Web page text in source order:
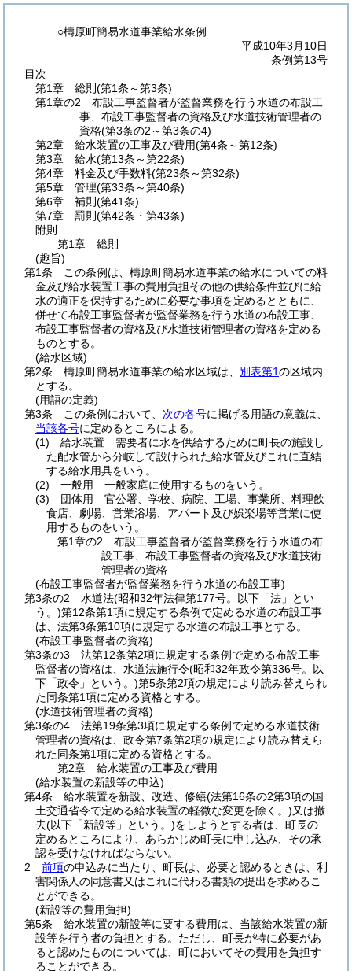
○檮原町簡易水道事業給水条例
平成10年3月10日
条例第13号
目次
第1章
総則 (第1条～第3条)
第1章の2
布設工事監督者が監督業務を行う水道の布設工
事、布設工事監督者の資格及び水道技術管理者の
資格(第3条の2～第3条の4)
第2章
給水装置の工事及び費用(第4条～第12条)
第3章
給水(第13条～第22条)
第4章
料金及び手数料(第23条～第32条)
第5章
管理(第33条～第40条)
第6章
補則 (第41条)
第7章
罰則 (第42条・第43条)
附則
第1章
総則
(趣旨)
第1条
この条例は、檮原町簡易水道事業の給水についての料
金及び給水装置工事の費用負担その他の供給条件並びに給
水の適正を保持するために必要な事項を定めるとともに、
併せて布設工事監督者が監督業務を行う水道の布設工事、
布設工事監督者の資格及び水道技術管理者の資格を定める
ものとする。
(給水区域)
第2条
檮原町簡易水道事業の給水区域は、 別表第1の区域内
とする。
(用語の定義)
第3条
この条例において、 次の各号に掲げる用語の意義は、
当該各号に定めるところによる。
(1)
給水装置 需要者に水を供給するために町長の施設し
た配水管から分岐して設けられた給水管及びこれに直結
する給水用具をいう。
(2)
一般用 一般家庭に使用するものをいう。
(3)
団体用 官公署、学校、病院、工場、事業所、料理飲
食店、劇場、営業浴場、アパート及び娯楽場等営業に使
用するものをいう。
第1章の2
布設工事監督者が監督業務を行う水道の布
設工事、布設工事監督者の資格及び水道技術
管理者の資格
(布設工事監督者が監督業務を行う水道の布設工事)
第3条の2
水道法(昭和32年法律第177号。以下「法」とい
う。)第12条第1項に規定する条例で定める水道の布設工事
は、法第3条第10項に規定する水道の布設工事とする。
(布設工事監督者の資格)
第3条の3
法第12条第2項に規定する条例で定める布設工事
監督者の資格は、水道法施行令(昭和32年政令第336号。以
下「政令」という。)第5条第2項の規定により読み替えられ
た同条第1項に定める資格とする。
(水道技術管理者の資格)
第3条の4
法第19条第3項に規定する条例で定める水道技術
管理者の資格は、政令第7条第2項の規定により読み替えら
れた同条第1項に定める資格とする。
第2章
給水装置の工事及び費用
(給水装置の新設等の申込)
第4条
給水装置を新設、改造、修繕(法第16条の2第3項の国
土交通省令で定める給水装置の軽微な変更を除く。)又は撤
去(以下「新設等」という。)をしようとする者は、町長の
定めるところにより、あらかじめ町長に申し込み、その承
認を受けなければならない。
2
前項の申込みに当たり、町長は、必要と認めるときは、利
害関係人の同意書又はこれに代わる書類の提出を求めるこ
とができる。
(新設等の費用負担)
第5条
給水装置の新設等に要する費用は、当該給水装置の新
設等を行う者の負担とする。 ただし、町長が特に必要があ
ると認めたものについては、町においてその費用を負担す
ることができる。